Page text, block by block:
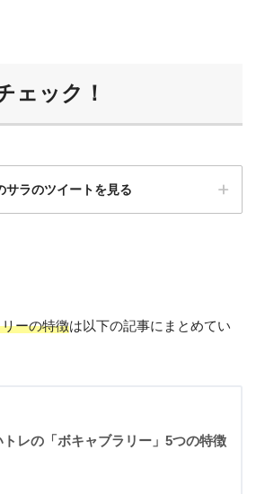
ェック！
サラのツイートを見る
ーの特徴は以下の記事にまとめてい
トレの「ボキャブラリー」5つの特徴